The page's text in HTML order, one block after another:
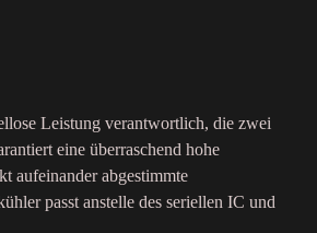
Leistung verantwortlich, die zwei
eine überraschend hohe
aufeinander abgestimmte
passt anstelle des seriellen IC und